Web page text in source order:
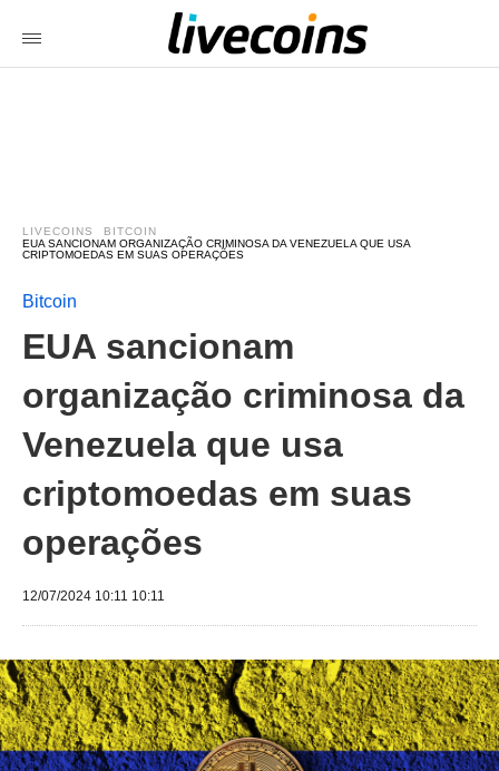
LIVECOINS
BITCOIN
EUA SANCIONAM ORGANIZAÇÃO CRIMINOSA DA VENEZUELA QUE USA
CRIPTOMOEDAS EM SUAS OPERAÇÕES
Bitcoin
EUA sancionam
organização criminosa da
Venezuela que usa
criptomoedas em suas
operações
12/07/2024 10:11 10:11